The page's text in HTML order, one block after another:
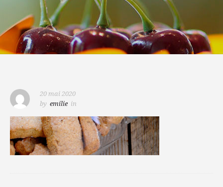
20 mai 2020
by emilie in